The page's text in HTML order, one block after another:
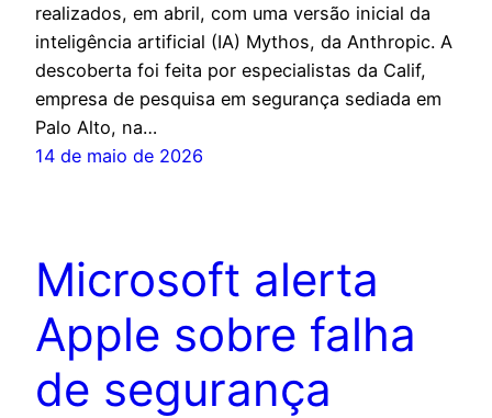
realizados, em abril, com uma versão inicial da
inteligência artificial (IA) Mythos, da Anthropic. A
descoberta foi feita por especialistas da Calif,
empresa de pesquisa em segurança sediada em
Palo Alto, na…
14 de maio de 2026
Microsoft alerta
Apple sobre falha
de segurança